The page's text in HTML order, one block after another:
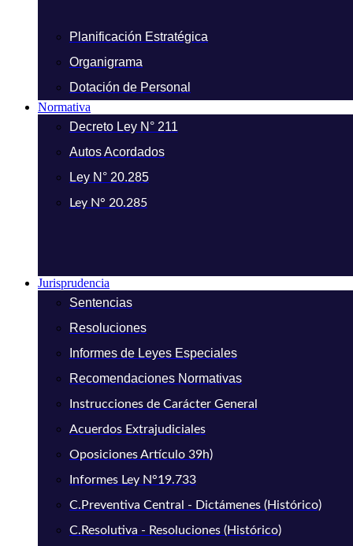
Planificación Estratégica
Organigrama
Dotación de Personal
Normativa
Decreto Ley N° 211
Autos Acordados
Ley N° 20.285
Ley N° 20.285
Jurisprudencia
Sentencias
Resoluciones
Informes de Leyes Especiales
Recomendaciones Normativas
Instrucciones de Carácter General
Acuerdos Extrajudiciales
Oposiciones Artículo 39h)
Informes Ley N°19.733
C.Preventiva Central - Dictámenes (Histórico)
C.Resolutiva - Resoluciones (Histórico)